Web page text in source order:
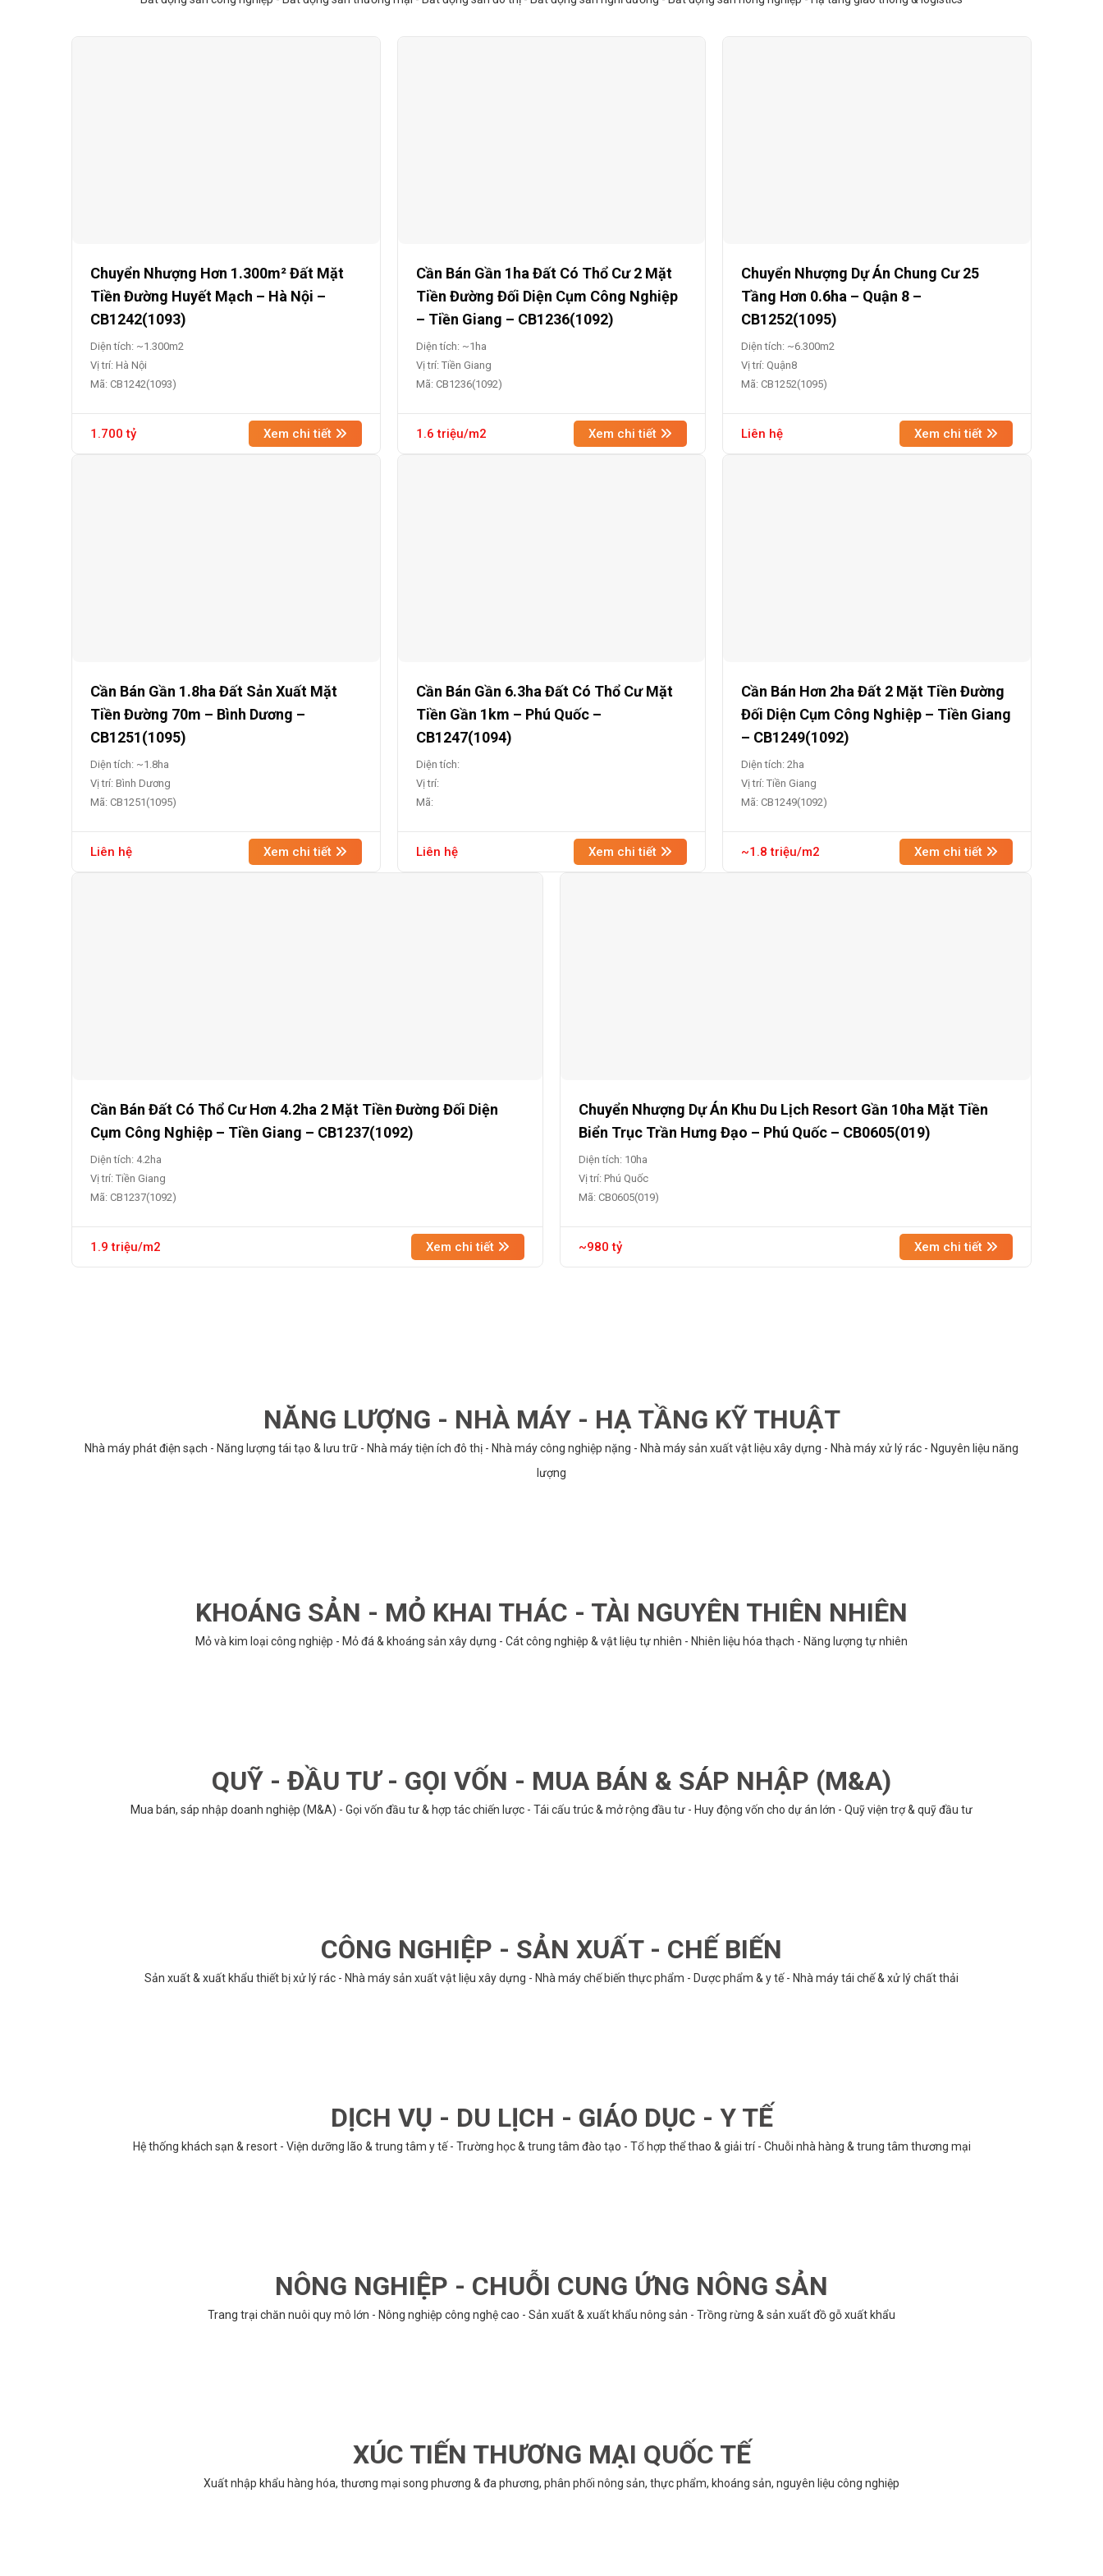
Chuyển Nhượng Hơn 1.300m² Đất Mặt
Tiền Đường Huyết Mạch – Hà Nội –
CB1242(1093)
Diện tích: ~1.300m2
Vị trí: Hà Nội
Mã: CB1242(1093)
1.700 tỷ Xem chi tiết
Cần Bán Gần 1ha Đất Có Thổ Cư 2 Mặt
Tiền Đường Đối Diện Cụm Công Nghiệp
– Tiền Giang – CB1236(1092)
Diện tích: ~1ha
Vị trí: Tiền Giang
Mã: CB1236(1092)
1.6 triệu/m2 Xem chi tiết
Chuyển Nhượng Dự Án Chung Cư 25
Tầng Hơn 0.6ha – Quận 8 –
CB1252(1095)
Diện tích: ~6.300m2
Vị trí: Quận8
Mã: CB1252(1095)
Liên hệ Xem chi tiết
Cần Bán Gần 1.8ha Đất Sản Xuất Mặt
Tiền Đường 70m – Bình Dương –
CB1251(1095)
Diện tích: ~1.8ha
Vị trí: Bình Dương
Mã: CB1251(1095)
Liên hệ Xem chi tiết
Cần Bán Gần 6.3ha Đất Có Thổ Cư Mặt
Tiền Gần 1km – Phú Quốc –
CB1247(1094)
Diện tích:
Vị trí:
Mã:
Liên hệ Xem chi tiết
Cần Bán Hơn 2ha Đất 2 Mặt Tiền Đường
Đối Diện Cụm Công Nghiệp – Tiền Giang
– CB1249(1092)
Diện tích: 2ha
Vị trí: Tiền Giang
Mã: CB1249(1092)
~1.8 triệu/m2 Xem chi tiết
Cần Bán Đất Có Thổ Cư Hơn 4.2ha 2 Mặt Tiền Đường Đối Diện
Cụm Công Nghiệp – Tiền Giang – CB1237(1092)
Diện tích: 4.2ha
Vị trí: Tiền Giang
Mã: CB1237(1092)
1.9 triệu/m2 Xem chi tiết
Chuyển Nhượng Dự Án Khu Du Lịch Resort Gần 10ha Mặt Tiền
Biển Trục Trần Hưng Đạo – Phú Quốc – CB0605(019)
Diện tích: 10ha
Vị trí: Phú Quốc
Mã: CB0605(019)
~980 tỷ Xem chi tiết
NĂNG LƯỢNG - NHÀ MÁY - HẠ TẦNG KỸ THUẬT
Nhà máy phát điện sạch - Năng lượng tái tạo & lưu trữ - Nhà máy tiện ích đô thị - Nhà máy công nghiệp nặng - Nhà máy sản xuất vật liệu xây dựng - Nhà máy xử lý rác - Nguyên liệu năng
lượng
KHOÁNG SẢN - MỎ KHAI THÁC - TÀI NGUYÊN THIÊN NHIÊN
Mỏ và kim loại công nghiệp - Mỏ đá & khoáng sản xây dựng - Cát công nghiệp & vật liệu tự nhiên - Nhiên liệu hóa thạch - Năng lượng tự nhiên
QUỸ - ĐẦU TƯ - GỌI VỐN - MUA BÁN & SÁP NHẬP (M&A)
Mua bán, sáp nhập doanh nghiệp (M&A) - Gọi vốn đầu tư & hợp tác chiến lược - Tái cấu trúc & mở rộng đầu tư - Huy động vốn cho dự án lớn - Quỹ viện trợ & quỹ đầu tư
CÔNG NGHIỆP - SẢN XUẤT - CHẾ BIẾN
Sản xuất & xuất khẩu thiết bị xử lý rác - Nhà máy sản xuất vật liệu xây dựng - Nhà máy chế biến thực phẩm - Dược phẩm & y tế - Nhà máy tái chế & xử lý chất thải
DỊCH VỤ - DU LỊCH - GIÁO DỤC - Y TẾ
Hệ thống khách sạn & resort - Viện dưỡng lão & trung tâm y tế - Trường học & trung tâm đào tạo - Tổ hợp thể thao & giải trí - Chuỗi nhà hàng & trung tâm thương mại
NÔNG NGHIỆP - CHUỖI CUNG ỨNG NÔNG SẢN
Trang trại chăn nuôi quy mô lớn - Nông nghiệp công nghệ cao - Sản xuất & xuất khẩu nông sản - Trồng rừng & sản xuất đồ gỗ xuất khẩu
XÚC TIẾN THƯƠNG MẠI QUỐC TẾ
Xuất nhập khẩu hàng hóa, thương mại song phương & đa phương, phân phối nông sản, thực phẩm, khoáng sản, nguyên liệu công nghiệp